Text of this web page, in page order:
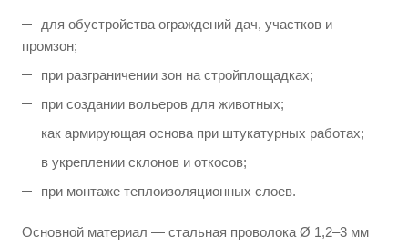
для обустройства ограждений дач, участков и
промзон;
при разграничении зон на стройплощадках;
при создании вольеров для животных;
как армирующая основа при штукатурных работах;
в укреплении склонов и откосов;
при монтаже теплоизоляционных слоев.
Основной материал — стальная проволока Ø 1,2–3 мм